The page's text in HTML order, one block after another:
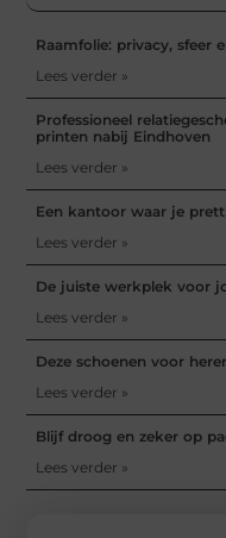
Raamfolie: privacy, sfeer
Lees verder »
Professioneel
printen nabij Eindhoven
Lees verder »
Een kantoor waar je
Lees verder »
De juiste werkplek voor
Lees verder »
Deze schoenen voor
Lees verder »
Blijf droog en zeker op
Lees verder »